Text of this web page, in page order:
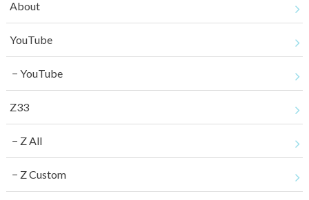
About
YouTube
YouTube
Z33
Z All
Z Custom